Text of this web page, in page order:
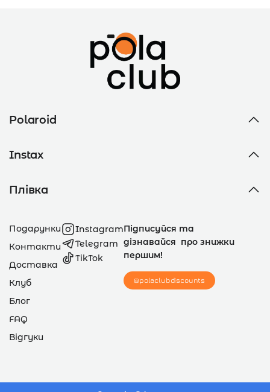
Polaroid
Instax
Плівка
Подарунки
Контакти
Доставка
Клуб
Блог
FAQ
Відгуки
Instagram
Telegram
TikTok
Підписуйся та
дізнавайся про знижки
першим!
@polaclubdiscounts